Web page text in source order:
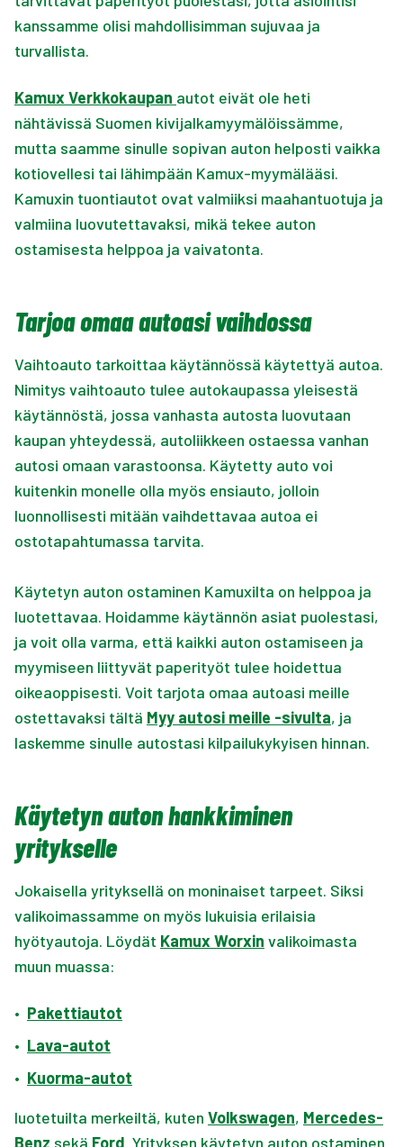
kanssamme olisi mahdollisimman sujuvaa ja
turvallista.
Kamux Verkkokaupan autot eivät ole heti
nähtävissä Suomen kivijalkamyymälöissämme,
mutta saamme sinulle sopivan auton helposti vaikka
kotiovellesi tai lähimpään Kamux-myymälääsi.
Kamuxin tuontiautot ovat valmiiksi maahantuotuja ja
valmiina luovutettavaksi, mikä tekee auton
ostamisesta helppoa ja vaivatonta.
Tarjoa omaa autoasi vaihdossa
Vaihtoauto tarkoittaa käytännössä käytettyä autoa.
Nimitys vaihtoauto tulee autokaupassa yleisestä
käytännöstä, jossa vanhasta autosta luovutaan
kaupan yhteydessä, autoliikkeen ostaessa vanhan
autosi omaan varastoonsa. Käytetty auto voi
kuitenkin monelle olla myös ensiauto, jolloin
luonnollisesti mitään vaihdettavaa autoa ei
ostotapahtumassa tarvita.
Käytetyn auton ostaminen Kamuxilta on helppoa ja
luotettavaa. Hoidamme käytännön asiat puolestasi,
ja voit olla varma, että kaikki auton ostamiseen ja
myymiseen liittyvät paperityöt tulee hoidettua
oikeaoppisesti. Voit tarjota omaa autoasi meille
ostettavaksi tältä Myy autosi meille -sivulta, ja
laskemme sinulle autostasi kilpailukykyisen hinnan.
Käytetyn auton hankkiminen
yritykselle
Jokaisella yrityksellä on moninaiset tarpeet. Siksi
valikoimassamme on myös lukuisia erilaisia
hyötyautoja. Löydät Kamux Worxin valikoimasta
muun muassa:
• Pakettiautot
• Lava-autot
• Kuorma-autot
luotetuilta merkeiltä, kuten Volkswagen, Mercedes-
Benz sekä Ford . Yrityksen käytetyn auton ostaminen